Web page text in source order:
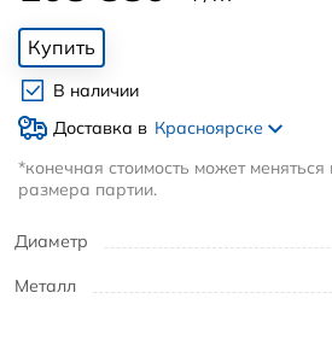
Диаметр
Металл
Купить
В наличии
Доставка в Красноярске
*конечная стоимость может меняться
размера партии.